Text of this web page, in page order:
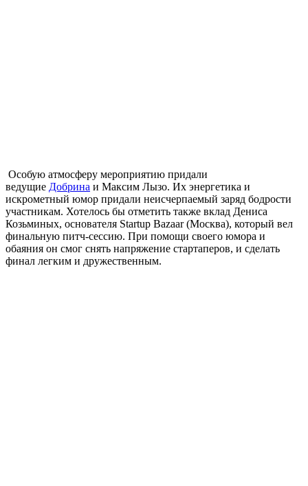
Особую атмосферу мероприятию придали
ведущие Добрина и Максим Лызо. Их энергетика и
искрометный юмор придали неисчерпаемый заряд бодрости
участникам. Хотелось бы отметить также вклад Дениса
Козьминых, основателя Startup Bazaar (Москва), который вел
финальную питч-сессию. При помощи своего юмора и
обаяния он смог снять напряжение стартаперов, и сделать
финал легким и дружественным.